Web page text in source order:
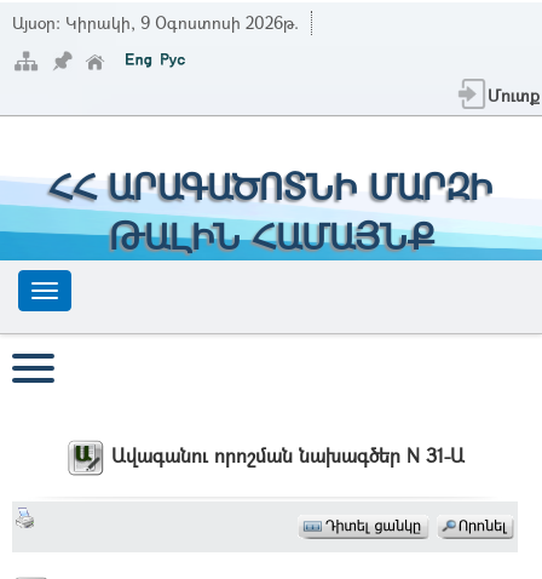
Այսօր: Կիրակի, 9 Օգոստոսի 2026թ.
Մուտք
ՀՀ ԱՐԱԳԱԾՈՏՆԻ ՄԱՐԶԻ
ԹԱԼԻՆ ՀԱՄԱՅՆՔ
Ավագանու որոշման նախագծեր N 31-Ա